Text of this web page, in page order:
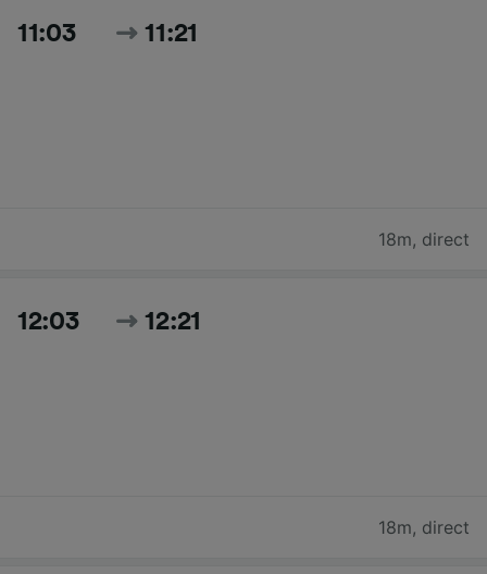
11:03 11:21
18m, direct
12:03 12:21
18m, direct